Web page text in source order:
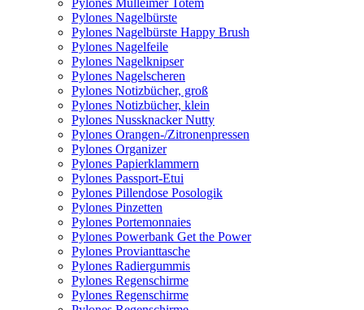
Pylones Nagelbürste
Pylones Nagelbürste Happy Brush
Pylones Nagelfeile
Pylones Nagelknipser
Pylones Nagelscheren
Pylones Notizbücher, groß
Pylones Notizbücher, klein
Pylones Nussknacker Nutty
Pylones Orangen-/Zitronenpressen
Pylones Organizer
Pylones Papierklammern
Pylones Passport-Etui
Pylones Pillendose Posologik
Pylones Pinzetten
Pylones Portemonnaies
Pylones Powerbank Get the Power
Pylones Provianttasche
Pylones Radiergummis
Pylones Regenschirme
Pylones Regenschirme